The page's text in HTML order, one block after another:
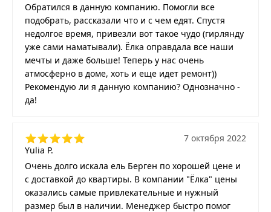
Обратился в данную компанию. Помогли все
подобрать, рассказали что и с чем едят. Спустя
недолгое время, привезли вот такое чудо (гирлянду
уже сами наматывали). Ёлка оправдала все наши
мечты и даже больше! Теперь у нас очень
атмосферно в доме, хоть и еще идет ремонт))
Рекомендую ли я данную компанию? Однозначно -
да!
Yulia P.
7 октября 2022
Очень долго искала ель Берген по хорошей цене и
с доставкой до квартиры. В компании "Ёлка" цены
оказались самые привлекательные и нужный
размер был в наличии. Менеджер быстро помог